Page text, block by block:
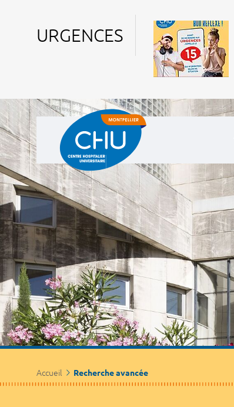
URGENCES
Accueil Recherche avancée